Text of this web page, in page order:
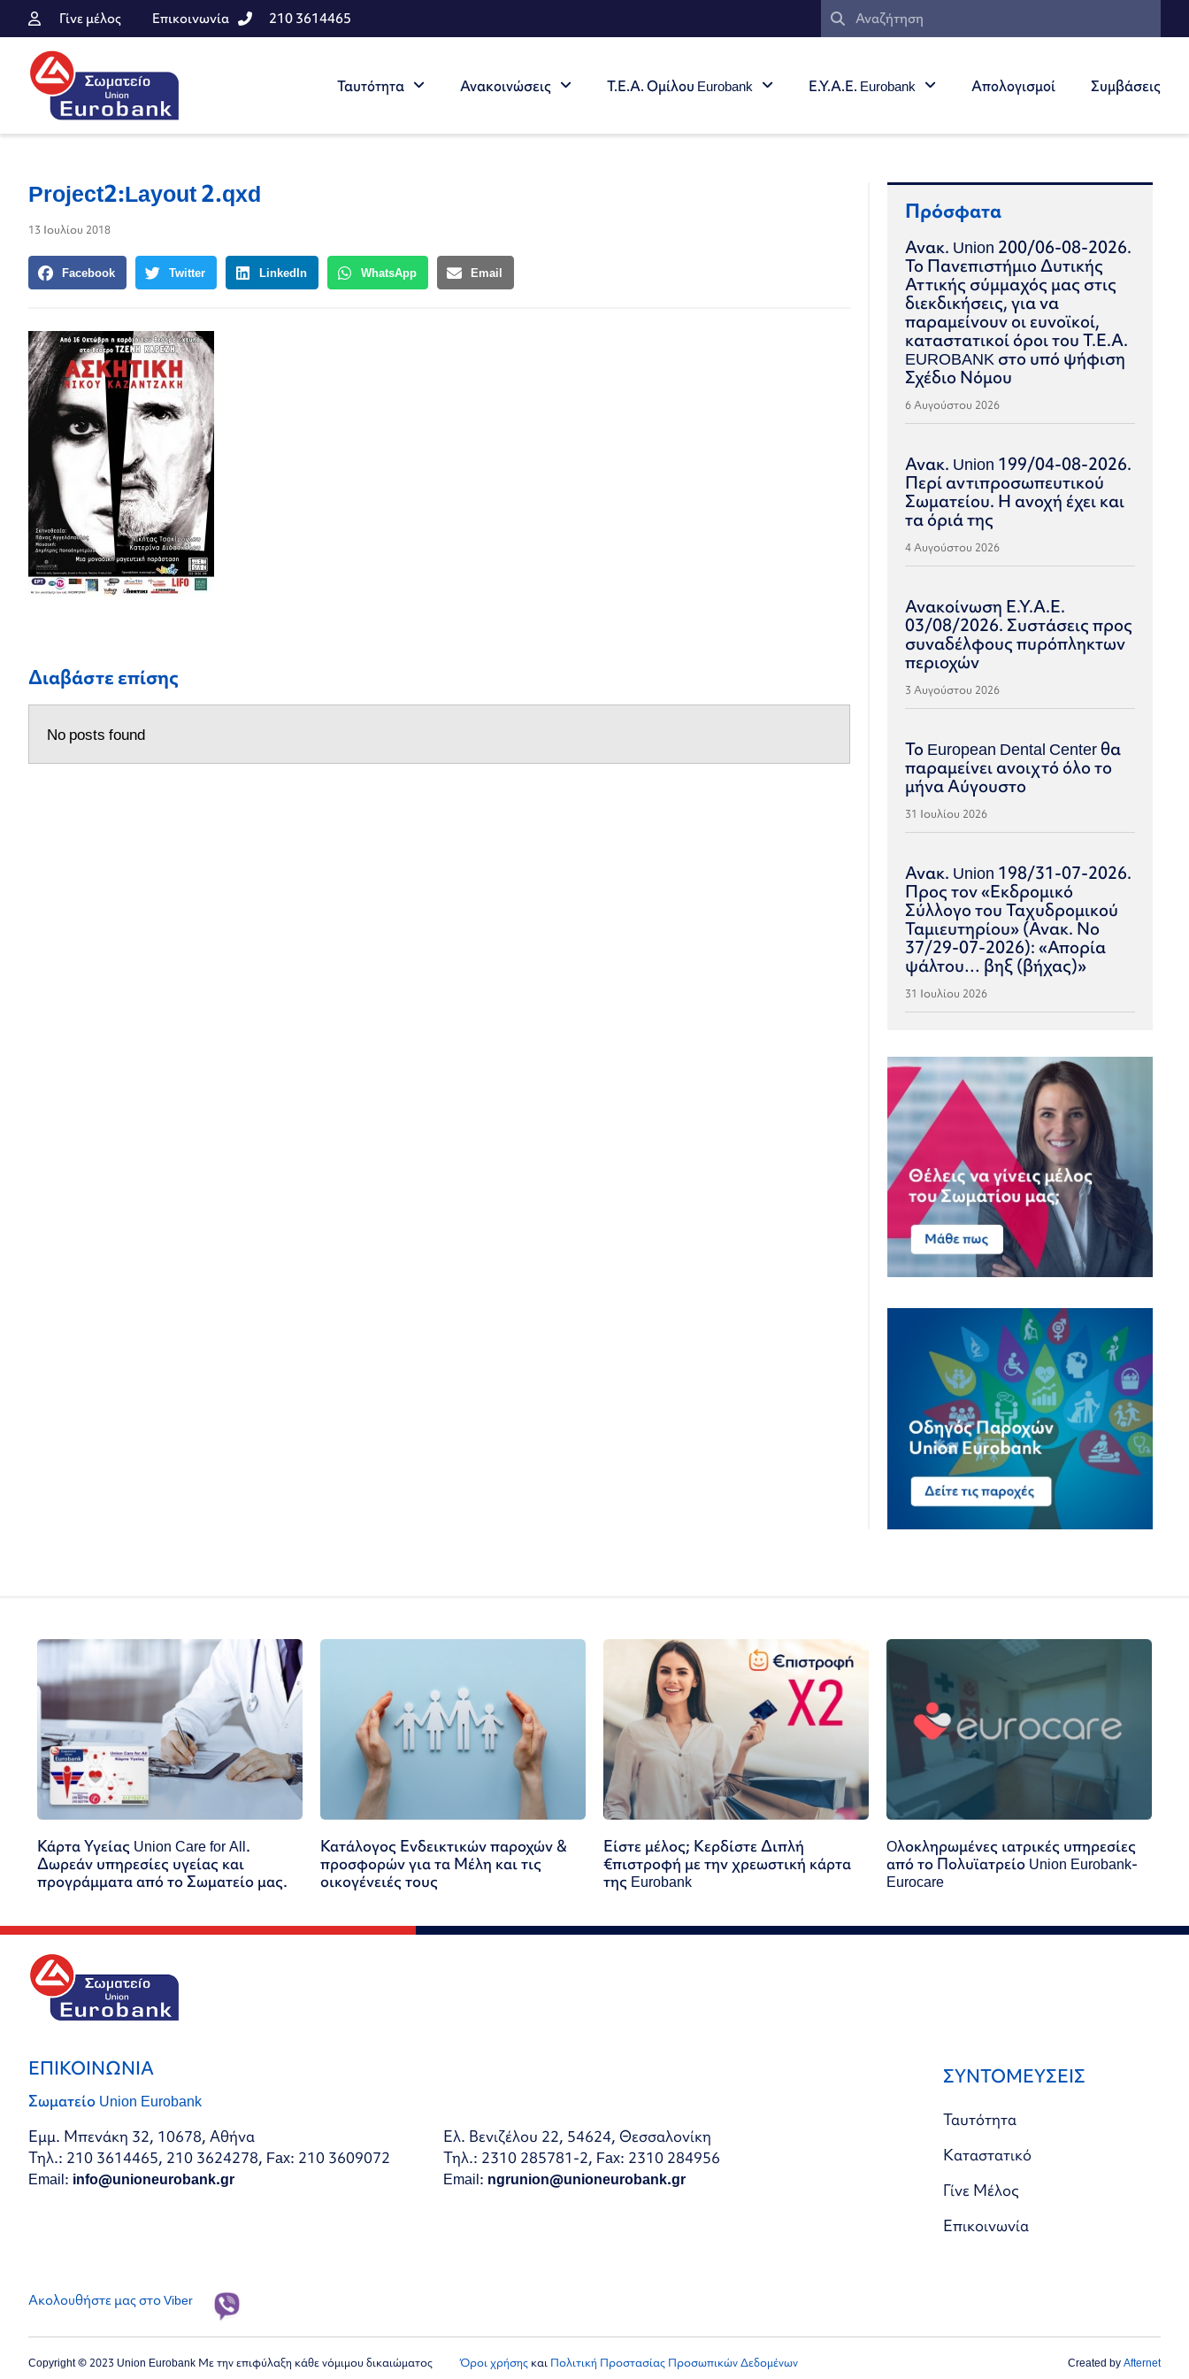
Γίνε μέλος Επικοινωνία 210 3614465
Ταυτότητα Ανακοινώσεις Τ.Ε.Α. Ομίλου Eurobank Ε.Υ.Α.Ε. Eurobank Απολογισμοί Συμβάσεις
Project2:Layout 2.qxd
13 Ιουλίου 2018
Facebook Twitter LinkedIn WhatsApp Email
Διαβάστε επίσης
No posts found
Πρόσφατα
Ανακ. Union 200/06-08-2026.
Το Πανεπιστήμιο Δυτικής
Αττικής σύμμαχός μας στις
διεκδικήσεις, για να
παραμείνουν οι ευνοϊκοί,
καταστατικοί όροι του Τ.Ε.Α.
EUROBANK στο υπό ψήφιση
Σχέδιο Νόμου
6 Αυγούστου 2026
Ανακ. Union 199/04-08-2026.
Περί αντιπροσωπευτικού
Σωματείου. Η ανοχή έχει και
τα όριά της
4 Αυγούστου 2026
Ανακοίνωση Ε.Υ.Α.Ε.
03/08/2026. Συστάσεις προς
συναδέλφους πυρόπληκτων
περιοχών
3 Αυγούστου 2026
Το European Dental Center θα
παραμείνει ανοιχτό όλο το
μήνα Αύγουστο
31 Ιουλίου 2026
Ανακ. Union 198/31-07-2026.
Προς τον «Εκδρομικό
Σύλλογο του Ταχυδρομικού
Ταμιευτηρίου» (Ανακ. Νο
37/29-07-2026): «Απορία
ψάλτου… βηξ (βήχας)»
31 Ιουλίου 2026
Κάρτα Υγείας Union Care for All.
Δωρεάν υπηρεσίες υγείας και
προγράμματα από το Σωματείο μας.
Κατάλογος Ενδεικτικών παροχών &
προσφορών για τα Μέλη και τις
οικογένειές τους
Είστε μέλος; Κερδίστε Διπλή
€πιστροφή με την χρεωστική κάρτα
της Eurobank
Oλοκληρωμένες ιατρικές υπηρεσίες
από το Πολυϊατρείο Union Eurobank-
Eurocare
ΕΠΙΚΟΙΝΩΝΙΑ
Σωματείο Union Eurobank
Εμμ. Μπενάκη 32, 10678, Αθήνα
Τηλ.: 210 3614465, 210 3624278, Fax: 210 3609072
Email: info@unioneurobank.gr
Ελ. Βενιζέλου 22, 54624, Θεσσαλονίκη
Τηλ.: 2310 285781-2, Fax: 2310 284956
Email: ngrunion@unioneurobank.gr
ΣΥΝΤΟΜΕΥΣΕΙΣ
Ταυτότητα
Καταστατικό
Γίνε Μέλος
Επικοινωνία
Ακολουθήστε μας στο Viber
Copyright © 2023 Union Eurobank Με την επιφύλαξη κάθε νόμιμου δικαιώματος Όροι χρήσης και Πολιτική Προστασίας Προσωπικών Δεδομένων Created byAfternet